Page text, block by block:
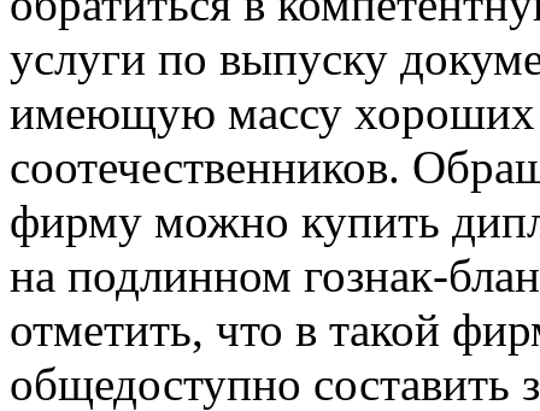
услуги по выпуску
имеющую массу хороших
соотечественников.
фирму можно купить
на подлинном гознак-
отметить, что в такой
общедоступно составить